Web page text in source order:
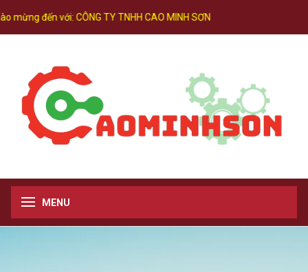
mừng đến với:CÔNG TY TNHH CAO MINH SƠN
MENU